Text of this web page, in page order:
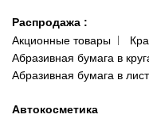
Распродажа :
Акционные товары
Абразивная бумага в
Абразивная бумага в
Автокосметика